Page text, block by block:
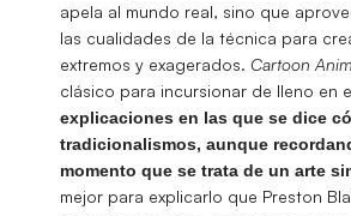
apela al mundo real, sino que
las cualidades de la técnica para
extremos y exagerados. Cartoon
clásico para incursionar de lleno en
explicaciones en las que se dice
tradicionalismos, aunque
momento que se trata de un arte
mejor para explicarlo que Preston